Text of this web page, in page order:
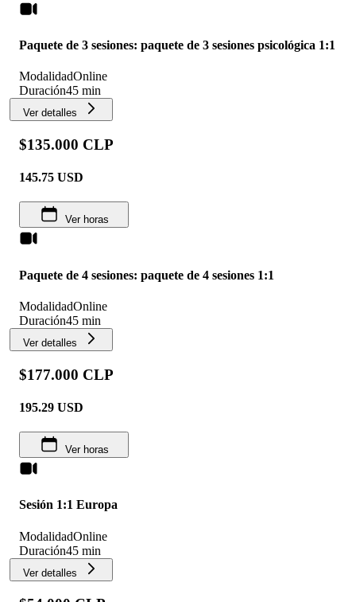
Paquete de 3 sesiones: paquete de 3 sesiones psicológica 1:1
ModalidadOnline
Duración45 min
Ver detalles
$135.000 CLP
145.75 USD
Ver horas
Paquete de 4 sesiones: paquete de 4 sesiones 1:1
ModalidadOnline
Duración45 min
Ver detalles
$177.000 CLP
195.29 USD
Ver horas
Sesión 1:1 Europa
ModalidadOnline
Duración45 min
Ver detalles